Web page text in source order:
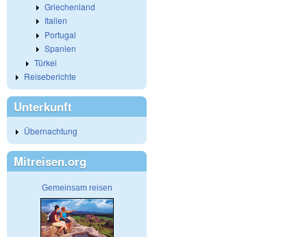
Griechenland
Italien
Portugal
Spanien
Türkei
Reiseberichte
Unterkunft
Übernachtung
Mitreisen.org
Gemeinsam reisen